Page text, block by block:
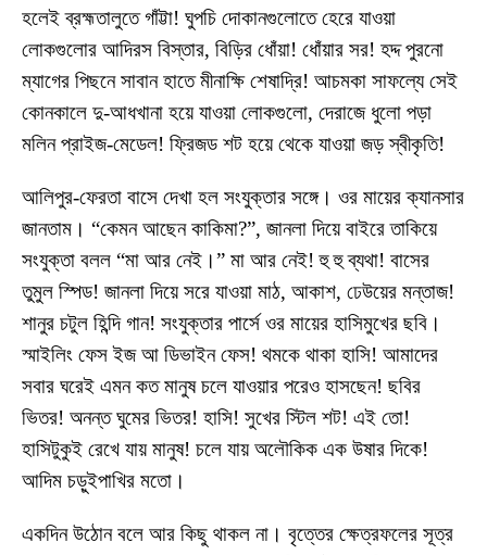
হলেই ব্রহ্মতালুতে গাঁট্টা! ঘুপচি দোকানগুলোতে হেরে যাওয়া
লোকগুলোর আদিরস বিস্তার, বিড়ির ধোঁয়া! ধোঁয়ার সর! হদ্দ পুরনো
ম্যাগের পিছনে সাবান হাতে মীনাক্ষি শেষাদ্রি! আচমকা সাফল্যে সেই
কোনকালে দু-আধখানা হয়ে যাওয়া লোকগুলো, দেরাজে ধুলো পড়া
মলিন প্রাইজ-মেডেল! ফ্রিজড শট হয়ে থেকে যাওয়া জড় স্বীকৃতি!
আলিপুর-ফেরতা বাসে দেখা হল সংযুক্তার সঙ্গে। ওর মায়ের ক্যানসার
জানতাম। “কেমন আছেন কাকিমা?”, জানলা দিয়ে বাইরে তাকিয়ে
সংযুক্তা বলল “মা আর নেই।” মা আর নেই! হু হু ব্যথা! বাসের
তুমুল স্পিড! জানলা দিয়ে সরে যাওয়া মাঠ, আকাশ, ঢেউয়ের মন্তাজ!
শানুর চটুল হিন্দি গান! সংযুক্তার পার্সে ওর মায়ের হাসিমুখের ছবি।
স্মাইলিং ফেস ইজ আ ডিভাইন ফেস! থমকে থাকা হাসি! আমাদের
সবার ঘরেই এমন কত মানুষ চলে যাওয়ার পরেও হাসছেন! ছবির
ভিতর! অনন্ত ঘুমের ভিতর! হাসি! সুখের স্টিল শট! এই তো!
হাসিটুকুই রেখে যায় মানুষ! চলে যায় অলৌকিক এক উষার দিকে!
আদিম চড়ুইপাখির মতো।
একদিন উঠোন বলে আর কিছু থাকল না। বৃত্তের ক্ষেত্রফলের সূত্র